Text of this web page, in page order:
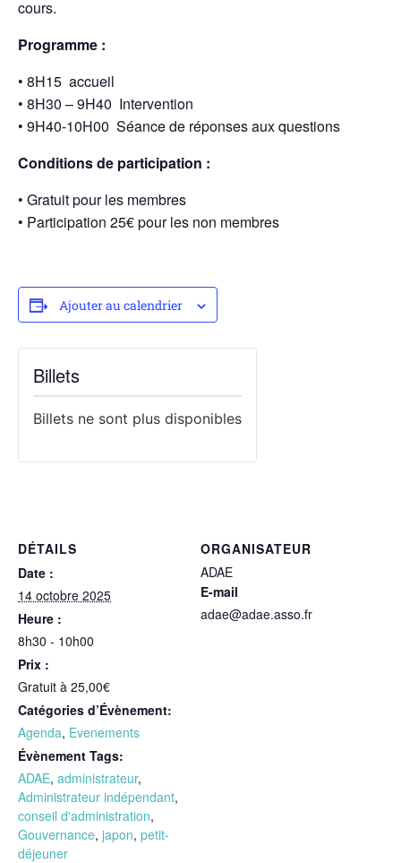
cours.
Programme :
• 8H15 accueil
• 8H30 – 9H40 Intervention
• 9H40-10H00 Séance de réponses aux questions
Conditions de participation :
• Gratuit pour les membres
• Participation 25€ pour les non membres
Ajouter au calendrier
DÉTAILS
Date :
14 octobre 2025
Heure :
8h30 - 10h00
Prix :
Gratuit à 25,00€
Catégories d’Évènement:
Agenda, Evenements
Évènement Tags:
ADAE, administrateur,
Administrateur indépendant,
conseil d'administration,
Gouvernance, japon, petit-
déjeuner
ORGANISATEUR
ADAE
E-mail
adae@adae.asso.fr
Billets
Billets ne sont plus disponibles